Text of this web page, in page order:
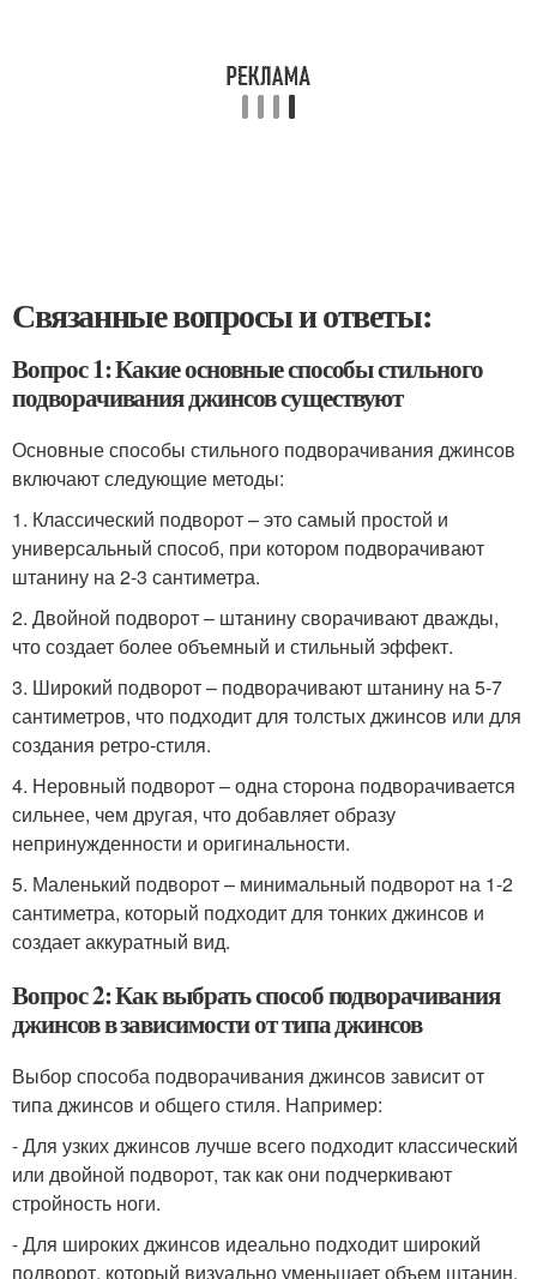
Связанные вопросы и ответы:
Вопрос 1: Какие основные способы стильного
подворачивания джинсов существуют
Основные способы стильного подворачивания джинсов
включают следующие методы:
1. Классический подворот – это самый простой и
универсальный способ, при котором подворачивают
штанину на 2-3 сантиметра.
2. Двойной подворот – штанину сворачивают дважды,
что создает более объемный и стильный эффект.
3. Широкий подворот – подворачивают штанину на 5-7
сантиметров, что подходит для толстых джинсов или для
создания ретро-стиля.
4. Неровный подворот – одна сторона подворачивается
сильнее, чем другая, что добавляет образу
непринужденности и оригинальности.
5. Маленький подворот – минимальный подворот на 1-2
сантиметра, который подходит для тонких джинсов и
создает аккуратный вид.
Вопрос 2: Как выбрать способ подворачивания
джинсов в зависимости от типа джинсов
Выбор способа подворачивания джинсов зависит от
типа джинсов и общего стиля. Например:
- Для узких джинсов лучше всего подходит классический
или двойной подворот, так как они подчеркивают
стройность ноги.
- Для широких джинсов идеально подходит широкий
подворот, который визуально уменьшает объем штанин.